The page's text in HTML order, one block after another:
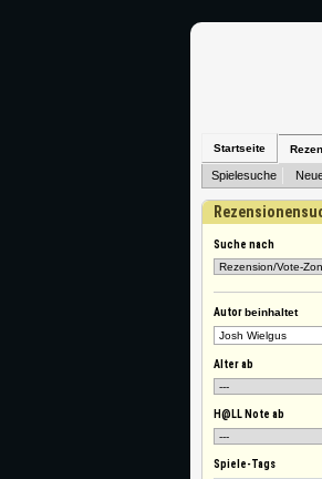
Startseite
Spielesuche
Suche nach
Autorbeinhaltet
Alter ab
H@LL Note ab
Spiele-Tags